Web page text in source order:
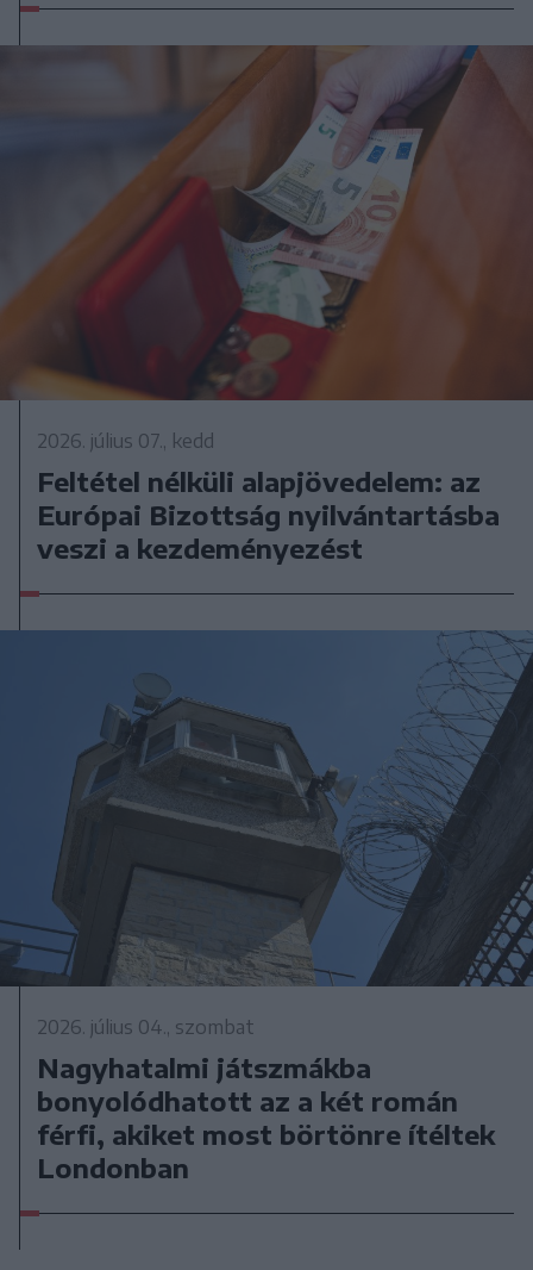
2026. július 07., kedd
Feltétel nélküli alapjövedelem: az
Európai Bizottság nyilvántartásba
veszi a kezdeményezést
2026. július 04., szombat
Nagyhatalmi játszmákba
bonyolódhatott az a két román
férfi, akiket most börtönre ítéltek
Londonban